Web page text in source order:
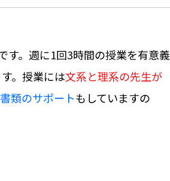
す。週に1回3時間の授業を有意義
。授業には文系と理系の先生が
類のサポートもしていますの